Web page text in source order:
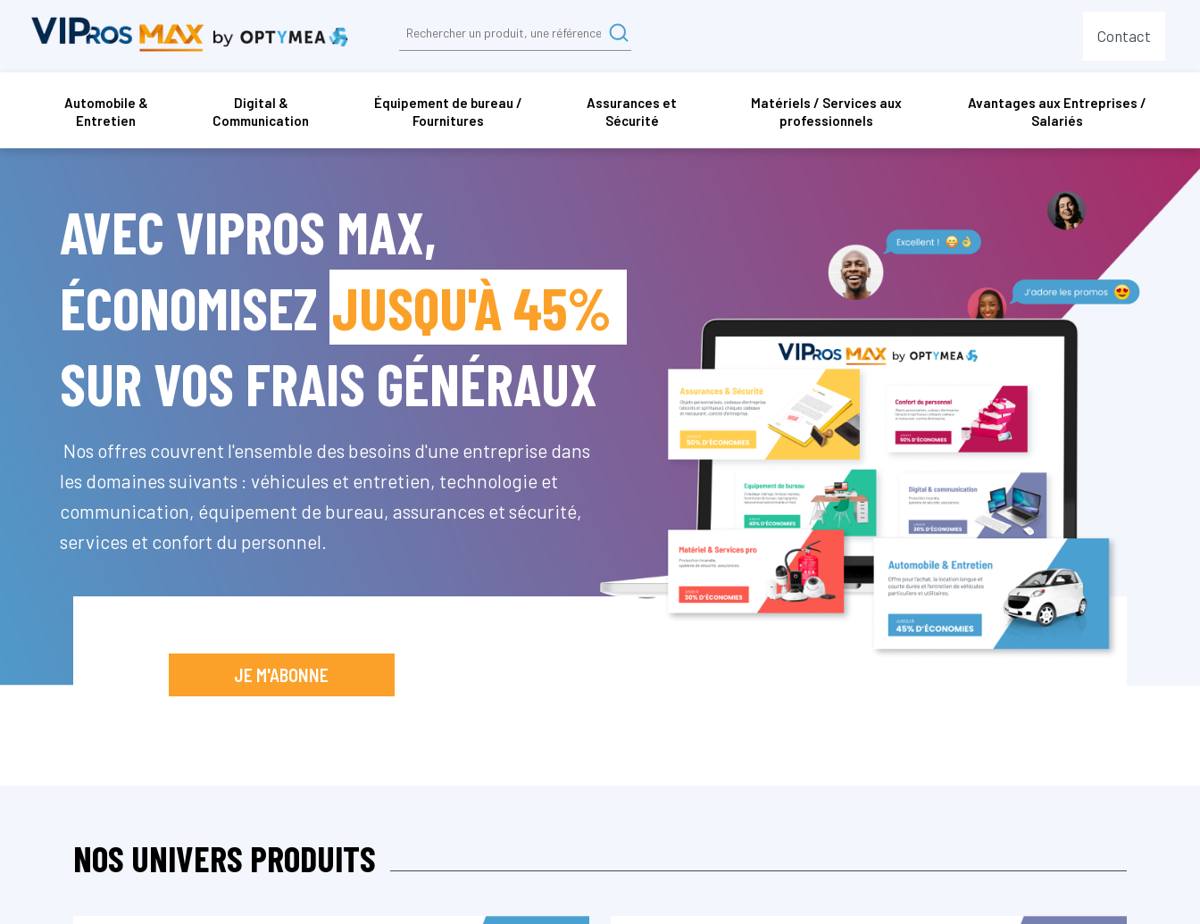
Contact
Automobile &
Entretien
Digital &
Communication
Équipement de bureau /
Fournitures
Assurances et
Sécurité
Matériels / Services aux
professionnels
Avantages aux Entreprises /
Salariés
AVEC VIPROS MAX,
ÉCONOMISEZ JUSQU'À 45%
SUR VOS FRAIS GÉNÉRAUX
Nos offres couvrent l'ensemble des besoins d'une entreprise dans
les domaines suivants : véhicules et entretien, technologie et
communication, équipement de bureau, assurances et sécurité,
services et confort du personnel.
JE M'ABONNE
NOS UNIVERS PRODUITS